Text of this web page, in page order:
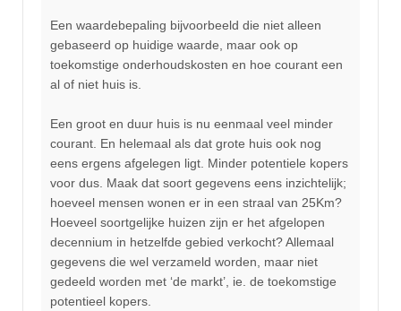
Een waardebepaling bijvoorbeeld die niet alleen
gebaseerd op huidige waarde, maar ook op
toekomstige onderhoudskosten en hoe courant een
al of niet huis is.
Een groot en duur huis is nu eenmaal veel minder
courant. En helemaal als dat grote huis ook nog
eens ergens afgelegen ligt. Minder potentiele kopers
voor dus. Maak dat soort gegevens eens inzichtelijk;
hoeveel mensen wonen er in een straal van 25Km?
Hoeveel soortgelijke huizen zijn er het afgelopen
decennium in hetzelfde gebied verkocht? Allemaal
gegevens die wel verzameld worden, maar niet
gedeeld worden met ‘de markt’, ie. de toekomstige
potentieel kopers.